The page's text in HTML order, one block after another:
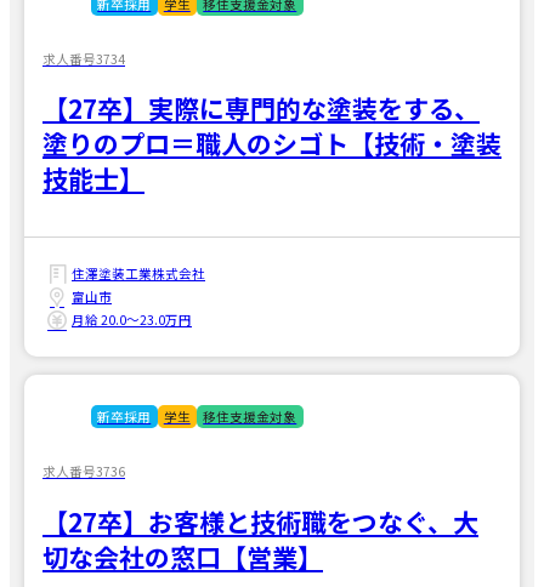
新卒採用 学生 移住支援金対象
求人番号3734
【27卒】実際に専門的な塗装をする、
塗りのプロ＝職人のシゴト【技術・塗装
技能士】
住澤塗装工業株式会社
富山市
月給 20.0〜23.0万円
新卒採用 学生 移住支援金対象
求人番号3736
【27卒】お客様と技術職をつなぐ、大
切な会社の窓口【営業】